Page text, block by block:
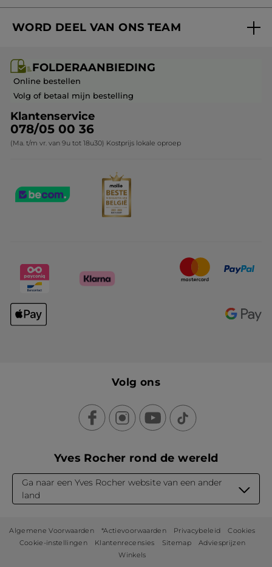
Cadeau-ideeën
Kerstcollectie
Mijn geschenken
Veelgestelde vragen
Contact opnemen
WORD DEEL VAN ONS TEAM
Franchisenemer of bedrijfsleider worden
FOLDERAANBIEDING
Online bestellen
Volg of betaal mijn bestelling
Klantenservice
078/05 00 36
(Ma. t/m vr. van 9u tot 18u30) Kostprijs lokale oproep
Volg ons
Yves Rocher rond de wereld
Ga naar een Yves Rocher website van een ander
land
Algemene Voorwaarden *Actievoorwaarden Privacybeleid
Cookies
Cookie-instellingen
Klantenrecensies Sitemap
Adviesprijzen
Winkels